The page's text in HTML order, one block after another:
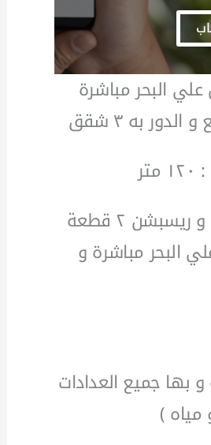
البحر مباشرة
به ٣ شقق
٢ غرفة مقفولة و ريسبشن ٢ قطعة
البحر مباشرة و
بها جميع العدادات
مياه )